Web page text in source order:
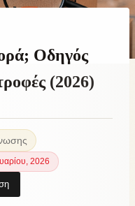
Οδηγός
(2026)
2026